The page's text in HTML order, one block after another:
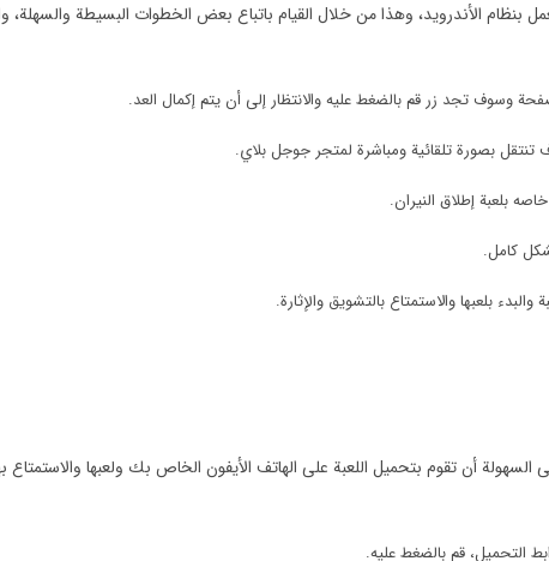
بنظام الأندرويد، وهذا من خلال القيام باتباع بعض الخطوات البسيطة والسهلة،
وسوف تجد زر قم بالضغط عليه والانتظار إلى أن يتم إكمال العد.
بصورة تلقائية ومباشرة لمتجر جوجل بلاي.
بلعبة إطلاق النيران.
كامل.
بلعبها والاستمتاع بالتشويق والإثارة.
السهولة أن تقوم بتحميل اللعبة على الهاتف الأيفون الخاص بك ولعبها
التحميل، قم بالضغط عليه.